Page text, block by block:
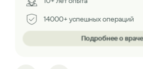
14000+ успешных операций
Подробнее о враче